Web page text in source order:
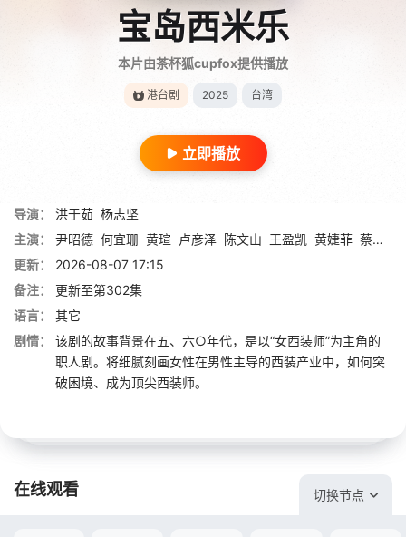
宝岛西米乐
本片由茶杯狐cupfox提供播放
港台剧 2025 台湾
立即播放
导演： 洪于茹 杨志坚
主演：
尹昭德 何宜珊 黄瑄 卢彦泽 陈文山 王盈凯 黄婕菲 蔡祥
更新：
2026-08-07 17:15
备注：
更新至第302集
语言：
其它
剧情：
该剧的故事背景在五、六○年代，是以“女西装师”为主角的
职人剧。将细腻刻画女性在男性主导的西装产业中，如何突
破困境、成为顶尖西装师。
在线观看 切换节点